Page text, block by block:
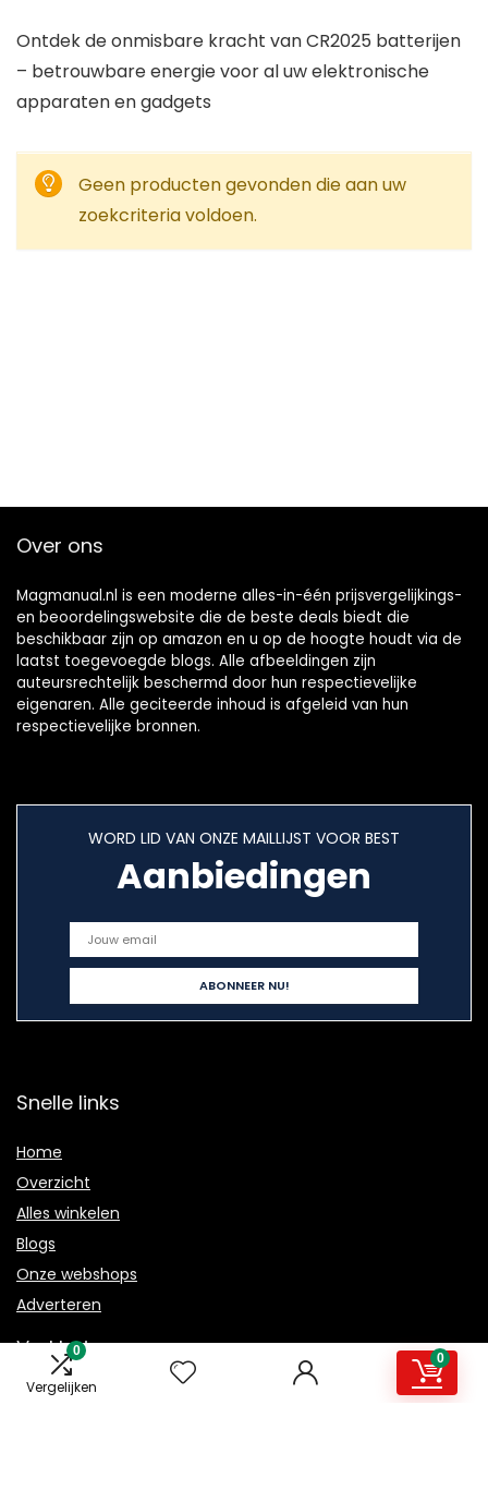
0
Vergelijken
0
Ontdek de onmisbare kracht van CR2025 batterijen
– betrouwbare energie voor al uw elektronische
apparaten en gadgets
Geen producten gevonden die aan uw
zoekcriteria voldoen.
Over ons
Magmanual.nl is een moderne alles-in-één prijsvergelijkings-
en beoordelingswebsite die de beste deals biedt die
beschikbaar zijn op amazon en u op de hoogte houdt via de
laatst toegevoegde blogs. Alle afbeeldingen zijn
auteursrechtelijk beschermd door hun respectievelijke
eigenaren. Alle geciteerde inhoud is afgeleid van hun
respectievelijke bronnen.
WORD LID VAN ONZE MAILLIJST VOOR BEST
Aanbiedingen
Snelle links
Home
Overzicht
Alles winkelen
Blogs
Onze webshops
Adverteren
Verklaringen
Privacybeleid